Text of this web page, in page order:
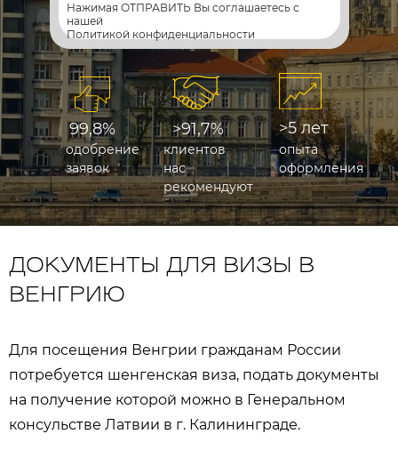
99,8%
одобрение
заявок
>5 лет
опыта
оформления
>91,7%
клиентов
нас
рекомендуют
Нажимая ОТПРАВИТЬ Вы соглашаетесь с
нашей
Политикой конфиденциальности
ДОКУМЕНТЫ ДЛЯ ВИЗЫ В
ВЕНГРИЮ
Для посещения Венгрии гражданам России
потребуется шенгенская виза, подать документы
на получение которой можно в Генеральном
консульстве Латвии в г. Калининграде.